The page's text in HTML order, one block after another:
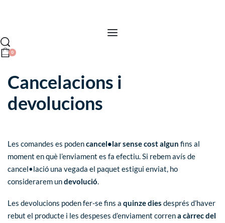
0
Cancelacions i
devolucions
Les comandes es podencancel•lar sense cost algun fins al
moment en què l’enviament es fa efectiu. Si rebem avís de
cancel•lació una vegada el paquet estigui enviat, ho
considerarem undevolució
Les devolucions poden fer-se fins a quinze dies després d’haver
rebut el producte i les despeses d’enviament correna càrrec del